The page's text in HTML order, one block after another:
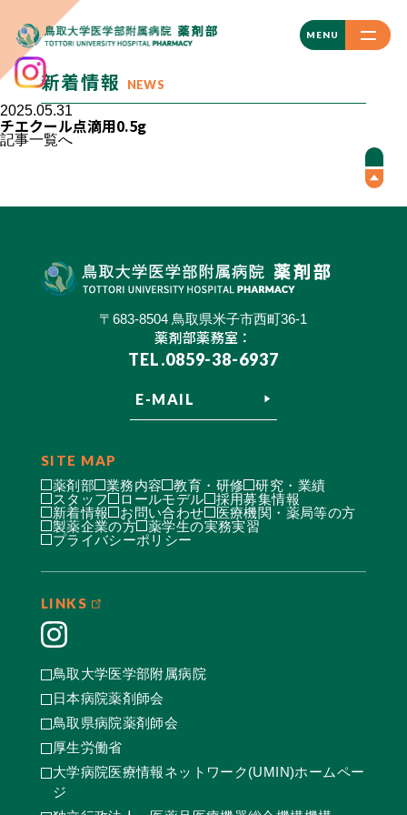
MENU
CLOSE
新着情報 NEWS
2025.05.31
チエクール点滴用0.5g
記事一覧へ
〒683-8504 鳥取県米子市西町36-1
薬剤部薬務室：
TEL.0859-38-6937
E-MAIL
SITE MAP
薬剤部 業務内容 教育・研修
研究・業績
スタッフ
ロールモデル
採用募集情報
新着情報
お問い合わせ
医療機関・薬局等の方
製薬企業の方
薬学生の実務実習
プライバシーポリシー
LINKS
鳥取大学医学部附属病院
日本病院薬剤師会
鳥取県病院薬剤師会
厚生労働省
大学病院医療情報ネットワーク(UMIN)ホームペー
ジ